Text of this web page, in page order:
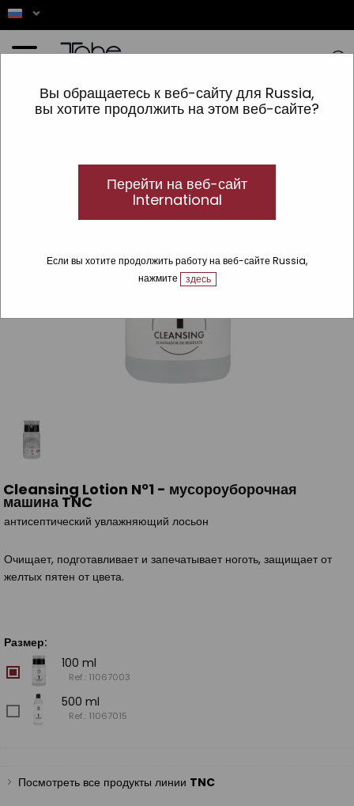
Вы обращаетесь к веб-сайту для Russia,
вы хотите продолжить на этом веб-сайте?
Перейти на веб-сайт
International
Если вы хотите продолжить работу на веб-сайте Russia,
нажмите
здесь
ДЕКОРАТИВНАЯ КОСМЕТИКА » Линии TNC »Cleansing Lotion Nº1 -
мусороуборочная машина
Cleansing Lotion Nº1 - мусороуборочная
машина TNC
антисептический увлажняющий лосьон
Очищает, подготавливает и запечатывает ноготь, защищает от
желтых пятен от цвета.
Размер:
100 ml
Ref.: 11067003
500 ml
Ref.: 11067015
Посмотреть все продукты линии TNC